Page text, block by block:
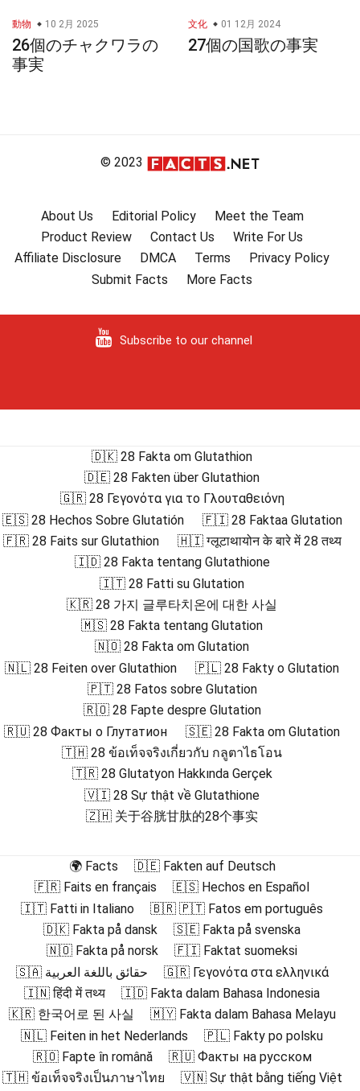
動物 10 2月 2025
26個のチャクワラの
事実
文化 01 12月 2024
27個の国歌の事実
© 2023
About Us Editorial Policy
Meet the Team
Product Review
Contact Us
Write For Us
Affiliate Disclosure
DMCA Terms
Privacy Policy
Submit Facts
More Facts
Subscribe to our channel
🇩🇰 28 Fakta om Glutathion
🇩🇪 28 Fakten über Glutathion
🇬🇷 28 Γεγονότα για το Γλουταθειόνη
🇪🇸 28 Hechos Sobre Glutatión
🇫🇮 28 Faktaa Glutation
🇫🇷 28 Faits sur Glutathion
🇭🇮 ग्लूटाथायोन के बारे में 28 तथ्य
🇮🇩 28 Fakta tentang Glutathione
🇮🇹 28 Fatti su Glutation
🇰🇷 28 가지 글루타치온에 대한 사실
🇲🇸 28 Fakta tentang Glutation
🇳🇴 28 Fakta om Glutation
🇳🇱 28 Feiten over Glutathion
🇵🇱 28 Fakty o Glutation
🇵🇹 28 Fatos sobre Glutation
🇷🇴 28 Fapte despre Glutation
🇷🇺 28 Факты о Глутатион
🇸🇪 28 Fakta om Glutation
🇹🇭 28 ข้อเท็จจริงเกี่ยวกับ กลูตาไธโอน
🇹🇷 28 Glutatyon Hakkında Gerçek
🇻🇮 28 Sự thật về Glutathione
🇿🇭 关于谷胱甘肽的28个事实
🌍 Facts
🇩🇪 Fakten auf Deutsch
🇫🇷 Faits en français
🇪🇸 Hechos en Español
🇮🇹 Fatti in Italiano
🇧🇷 🇵🇹 Fatos em português
🇩🇰 Fakta på dansk
🇸🇪 Fakta på svenska
🇳🇴 Fakta på norsk
🇫🇮 Faktat suomeksi
🇸🇦 حقائق باللغة العربية
🇬🇷 Γεγονότα στα ελληνικά
🇮🇳 हिंदी में तथ्य
🇮🇩 Fakta dalam Bahasa Indonesia
🇰🇷 한국어로 된 사실
🇲🇾 Fakta dalam Bahasa Melayu
🇳🇱 Feiten in het Nederlands
🇵🇱 Fakty po polsku
🇷🇴 Fapte în română
🇷🇺 Факты на русском
🇹🇭 ข้อเท็จจริงเป็นภาษาไทย
🇻🇳 Sự thật bằng tiếng Việt